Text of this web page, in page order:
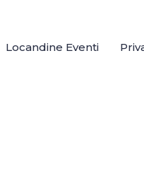
Locandine Eventi